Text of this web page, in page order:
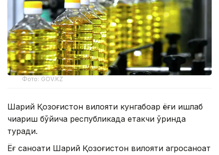
Фото: GOV.KZ
Шарқий Қозоғистон вилояти кунгабоқар ёғи ишлаб
чиқариш бўйича республикада етакчи ўринда
туради.
Ёғ саноати Шарқий Қозоғистон вилояти агросаноат